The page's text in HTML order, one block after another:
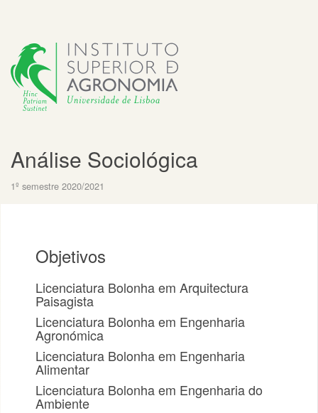
Análise Sociológica
1º semestre 2020/2021
Objetivos
Licenciatura Bolonha em Arquitectura
Paisagista
Licenciatura Bolonha em Engenharia
Agronómica
Licenciatura Bolonha em Engenharia
Alimentar
Licenciatura Bolonha em Engenharia do
Ambiente